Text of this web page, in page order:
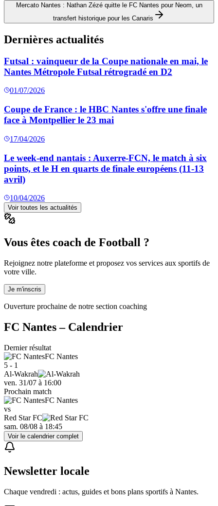
Mercato Nantes : Nathan Zézé quitte le FC Nantes pour Neom, un
transfert historique pour les Canaris
Dernières actualités
Futsal : vainqueur de la Coupe nationale en mai, le
Nantes Métropole Futsal rétrogradé en D2
01/07/2026
Coupe de France : le HBC Nantes s'offre une finale
face à Montpellier le 23 mai
17/04/2026
Le week-end nantais : Auxerre-FCN, le match à six
points, et le H en quarts de finale européens (11-13
avril)
10/04/2026
Voir toutes les actualités
Vous êtes coach de Football ?
Rejoignez notre plateforme et proposez vos services aux sportifs de
votre ville.
Je m'inscris
Ouverture prochaine de notre section coaching
FC Nantes– Calendrier
Dernier résultat
FC Nantes
5 - 1
Al-Wakrah
ven. 31/07 à 16:00
Prochain match
FC Nantes
vs
Red Star FC
sam. 08/08 à 18:45
Voir le calendrier complet
Newsletter locale
Chaque vendredi : actus, guides et bons plans sportifs à Nantes.